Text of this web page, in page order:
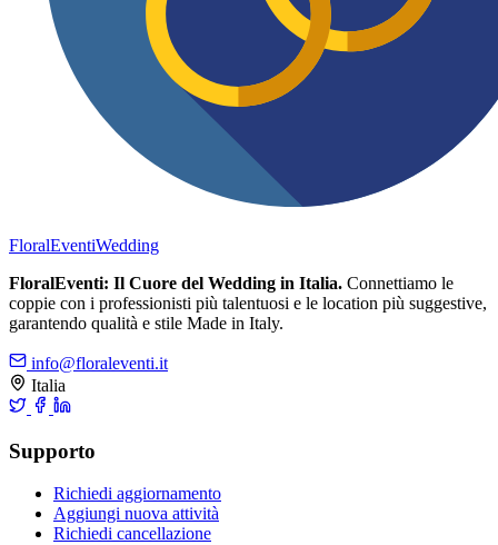
FloralEventiWedding
FloralEventi: Il Cuore del Wedding in Italia. Connettiamo le
coppie con i professionisti più talentuosi e le location più suggestive,
garantendo qualità e stile Made in Italy.
info@floraleventi.it
Italia
Supporto
Richiedi aggiornamento
Aggiungi nuova attività
Richiedi cancellazione